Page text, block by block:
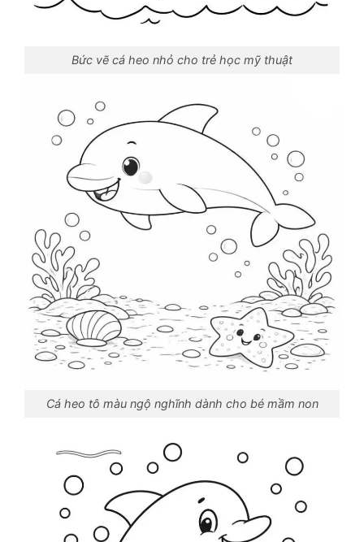
Bức vẽ cá heo nhỏ cho trẻ học mỹ thuật
Cá heo tô màu ngộ nghĩnh dành cho bé mầm non